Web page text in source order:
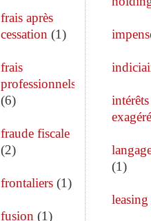
frais après
cessation (1)
frais
professionnels
(6)
fraude fiscale
(2)
frontaliers(1)
fusion (1)
intérêts
(1)
leasing